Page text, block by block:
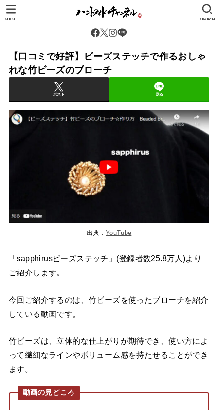
SEARCH
MENU
【口コミで好評】ビーズステッチで作るおしゃ
れな竹ビーズのブローチ
ポスト 送る
出典 :YouTube
「sapphirusビーズステッチ」(登録者数25.8万人)より
ご紹介します。
今回ご紹介するのは、竹ビーズを使ったブローチを紹介
している動画です。
竹ビーズは、立体的な仕上がりが期待でき、使い方によ
って繊細なラインやボリューム感を持たせることができ
ます。
動画の見どころ